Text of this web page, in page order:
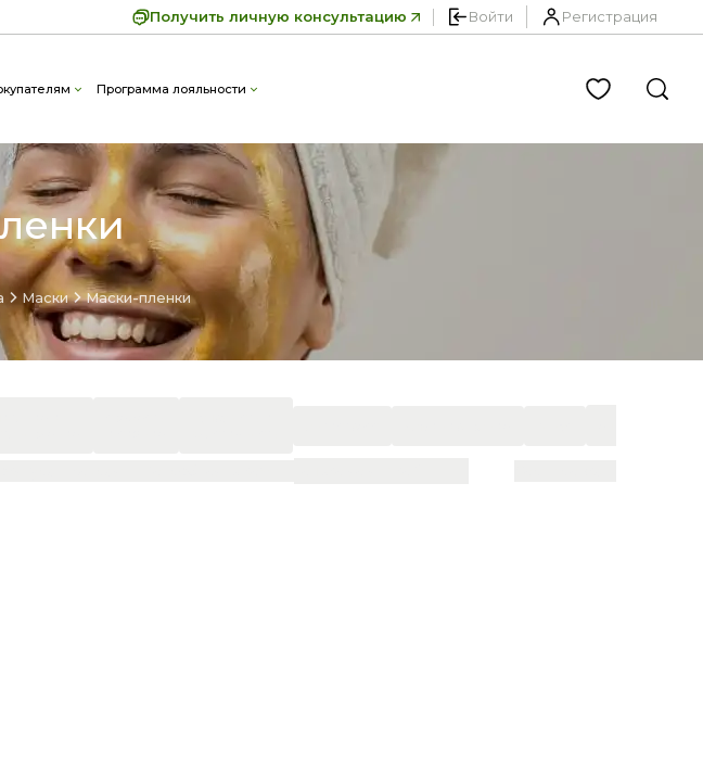
Получить личную консультацию Войти Регистрация
Программа лояльности
Маски Маски-пленки